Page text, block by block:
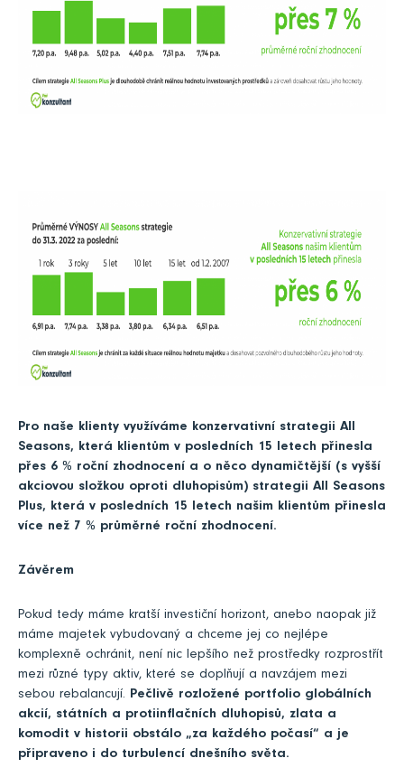
Pro naše klienty využíváme konzervativní strategii All
Seasons, která klientům v posledních 15 letech přinesla
přes 6 % roční zhodnocení a o něco dynamičtější (s vyšší
akciovou složkou oproti dluhopisům) strategii All Seasons
Plus, která v posledních 15 letech našim klientům přinesla
více než 7 % průměrné roční zhodnocení.
Závěrem
Pokud tedy máme kratší investiční horizont, anebo naopak již
máme majetek vybudovaný a chceme jej co nejlépe
komplexně ochránit, není nic lepšího než prostředky rozprostřít
mezi různé typy aktiv, které se doplňují a navzájem mezi
sebou rebalancují. Pečlivě rozložené portfolio globálních
akcií, státních a protiinflačních dluhopisů, zlata a
komodit v historii obstálo „za každého počasí“ a je
připraveno i do turbulencí dnešního světa.